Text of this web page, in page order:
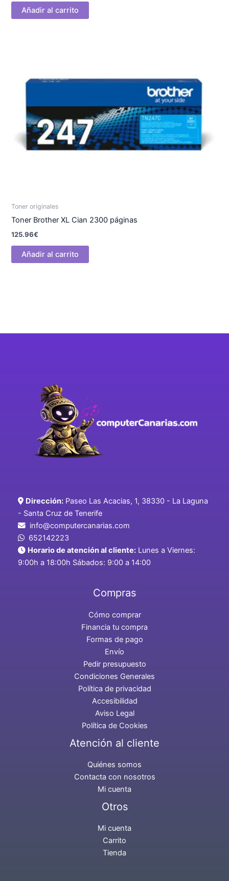
Añadir al carrito
Toner originales
Toner Brother XL Cian 2300 páginas
125.96€
Añadir al carrito
Dirección: Paseo Las Acacias, 1, 38330 - La Laguna
- Santa Cruz de Tenerife
info@computercanarias.com
652142223
Horario de atención al cliente: Lunes a Viernes:
9:00h a 18:00h Sábados: 9:00 a 14:00
Compras
Cómo comprar
Financia tu compra
Formas de pago
Envío
Pedir presupuesto
Condiciones Generales
Política de privacidad
Accesibilidad
Aviso Legal
Política de Cookies
Atención al cliente
Quiénes somos
Contacta con nosotros
Mi cuenta
Otros
Mi cuenta
Carrito
Tienda